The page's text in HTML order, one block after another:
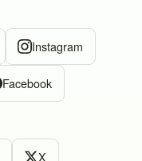
Instagram
Facebook
X